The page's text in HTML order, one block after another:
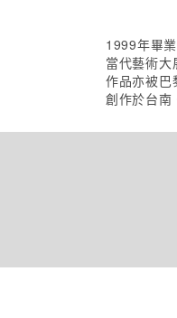
1999年畢
當代藝術
作品亦被巴
創作於台南